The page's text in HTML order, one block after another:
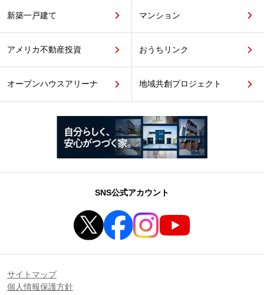
新築一戸建て マンション
アメリカ不動産投資 おうちリンク
オープンハウスアリーナ 地域共創プロジェクト
SNS公式アカウント
サイトマップ
個人情報保護方針